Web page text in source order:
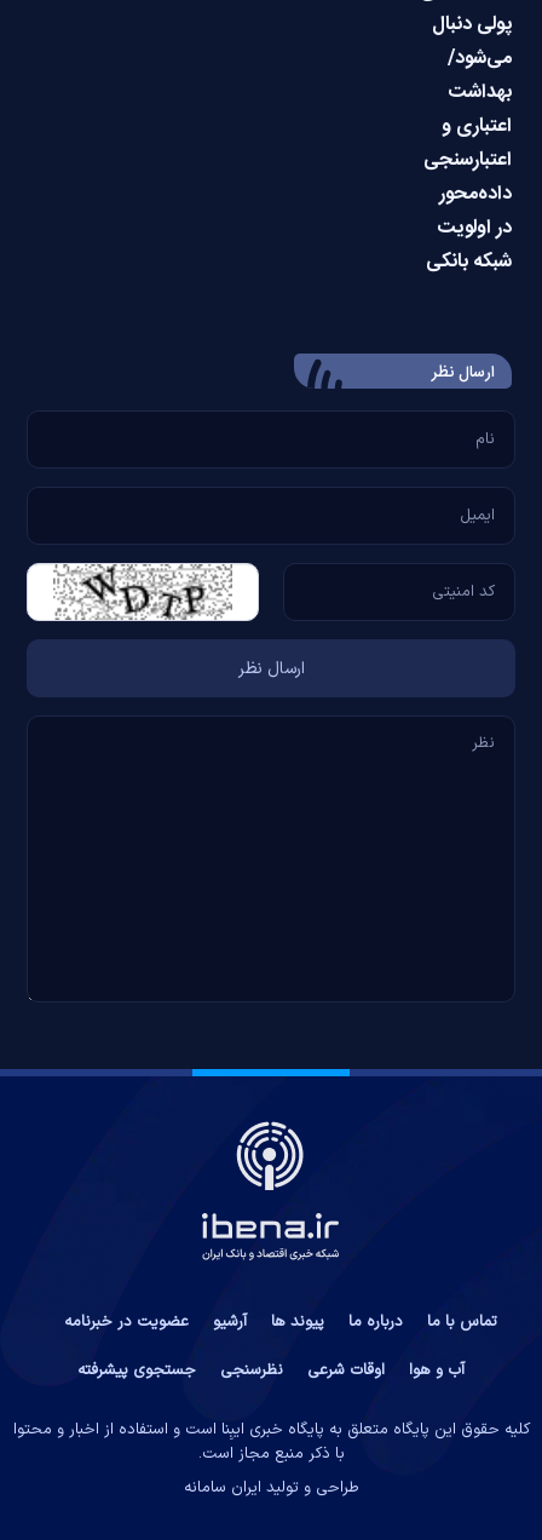
پولی دنبال
می‌شود/
بهداشت
اعتباری و
اعتبارسنجی
داده‌محور
در اولویت
شبکه بانکی
ارسال‌ نظر
تماس با ما درباره ما پیوند ها آرشیو
عضویت در خبرنامه
آب و هوا
اوقات شرعی نظرسنجی جستجوی پیشرفته
کلیه حقوق این پایگاه متعلق به پایگاه خبری ایبِنا است و استفاده از اخبار و محتوا
با ذکر منبع مجاز است.
طراحی و تولید ایران سامانه